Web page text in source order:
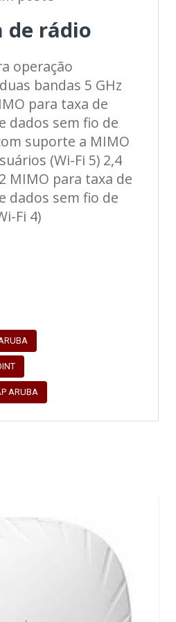
de rádio
operação
bandas 5 GHz
para taxa de
dados sem fio de
suporte a MIMO
(Wi-Fi 5) 2,4
MIMO para taxa de
dados sem fio de
Fi 4)
ARUBA